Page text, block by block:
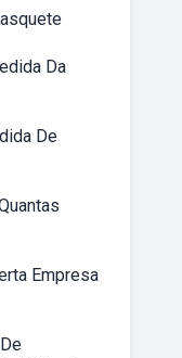
Da
De
Empresa